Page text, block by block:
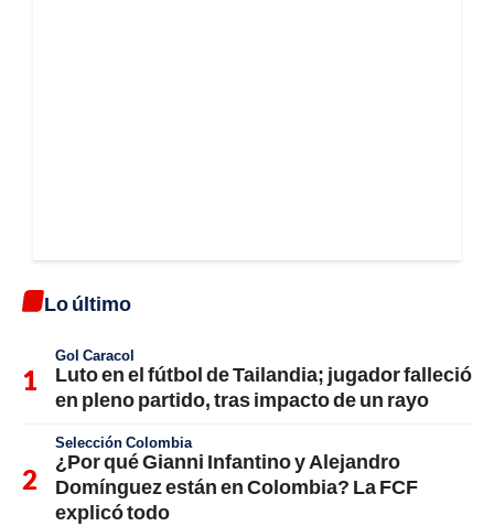
Lo último
Gol Caracol
Luto en el fútbol de Tailandia; jugador falleció
en pleno partido, tras impacto de un rayo
Selección Colombia
¿Por qué Gianni Infantino y Alejandro
Domínguez están en Colombia? La FCF
explicó todo